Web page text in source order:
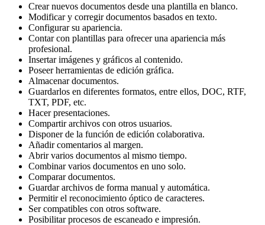
Crear nuevos documentos desde una plantilla en blanco.
Modificar y corregir documentos basados en texto.
Configurar su apariencia.
Contar con plantillas para ofrecer una apariencia más
profesional.
Insertar imágenes y gráficos al contenido.
Poseer herramientas de edición gráfica.
Almacenar documentos.
Guardarlos en diferentes formatos, entre ellos, DOC, RTF,
TXT, PDF, etc.
Hacer presentaciones.
Compartir archivos con otros usuarios.
Disponer de la función de edición colaborativa.
Añadir comentarios al margen.
Abrir varios documentos al mismo tiempo.
Combinar varios documentos en uno solo.
Comparar documentos.
Guardar archivos de forma manual y automática.
Permitir el reconocimiento óptico de caracteres.
Ser compatibles con otros software.
Posibilitar procesos de escaneado e impresión.